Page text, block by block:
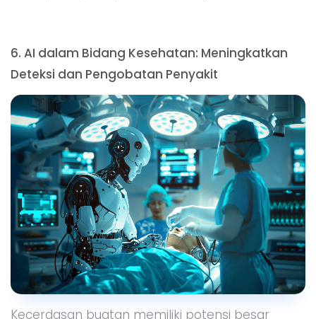
6. AI dalam Bidang Kesehatan: Meningkatkan
Deteksi dan Pengobatan Penyakit
Kecerdasan buatan memiliki potensi besar